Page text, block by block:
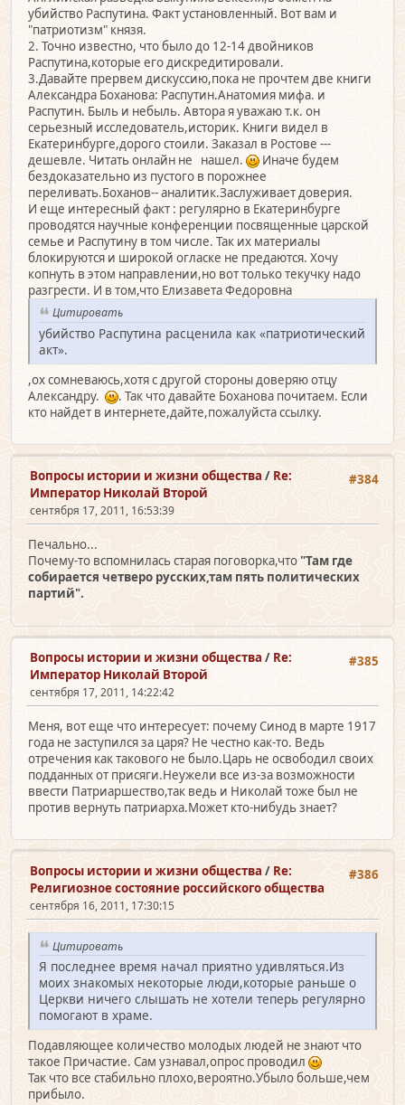
убийство Распутина. Факт установленный. Вот вам и
"патриотизм" князя.
2. Точно известно, что было до 12-14 двойников
Распутина,которые его дискредитировали.
3.Давайте прервем дискуссию,пока не прочтем две книги
Александра Боханова: Распутин.Анатомия мифа. и
Распутин. Быль и небыль. Автора я уважаю т.к. он
серьезный исследователь,историк. Книги видел в
Екатеринбурге,дорого стоили. Заказал в Ростове ---
дешевле. Читать онлайн не нашел.
Иначе будем
бездоказательно из пустого в порожнее
переливать.Боханов-- аналитик.Заслуживает доверия.
И еще интересный факт : регулярно в Екатеринбурге
проводятся научные конференции посвященные царской
семье и Распутину в том числе. Так их материалы
блокируются и широкой огласке не предаются. Хочу
копнуть в этом направлении,но вот только текучку надо
разгрести. И в том,что Елизавета Федоровна
Цитировать
убийство Распутина расценила как «патриотический
акт».
,ох сомневаюсь,хотя с другой стороны доверяю отцу
Александру.
. Так что давайте Боханова почитаем. Если
кто найдет в интернете,дайте,пожалуйста ссылку.
#384
Вопросы истории и жизни общества/ Re:
Император Николай Второй
сентября 17, 2011, 16:53:39
Печально...
Почему-то вспомнилась старая поговорка,что "Там где
собирается четверо русских,там пять политических
партий".
#385
Вопросы истории и жизни общества / Re:
Император Николай Второй
сентября 17, 2011, 14:22:42
Меня, вот еще что интересует: почему Синод в марте 1917
года не заступился за царя? Не честно как-то. Ведь
отречения как такового не было.Царь не освободил своих
подданных от присяги.Неужели все из-за возможности
ввести Патриаршество,так ведь и Николай тоже был не
против вернуть патриарха.Может кто-нибудь знает?
#386
Вопросы истории и жизни общества / Re:
Религиозное состояние российского общества
сентября 16, 2011, 17:30:15
Цитировать
Я последнее время начал приятно удивляться.Из
моих знакомых некоторые люди,которые раньше о
Церкви ничего слышать не хотели теперь регулярно
помогают в храме.
Подавляющее количество молодых людей не знают что
такое Причастие. Сам узнавал,опрос проводил
Так что все стабильно плохо,вероятно.Убыло больше,чем
прибыло.